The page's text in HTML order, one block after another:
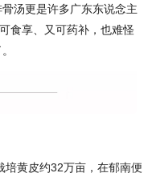
汤更是许多广东东说念主
食享、又可药补，也难怪
黄皮约32万亩，在郁南便